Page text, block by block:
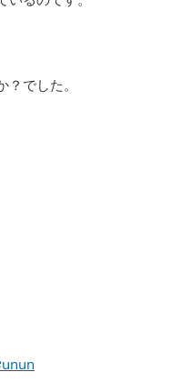
でした。